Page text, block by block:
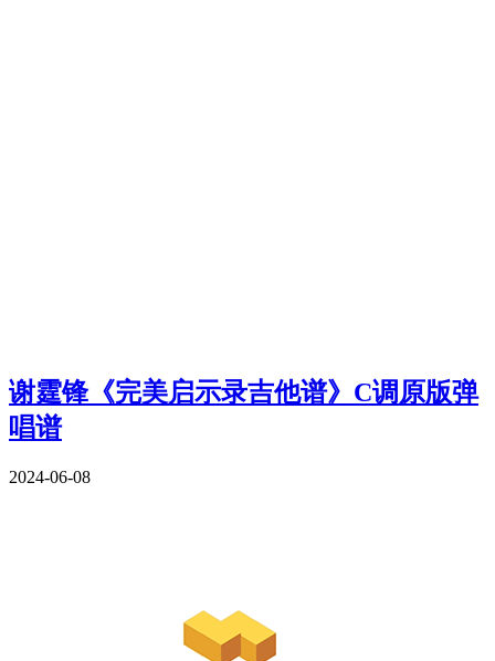
谢霆锋《完美启示录吉他谱》C调原版弹
唱谱
2024-06-08